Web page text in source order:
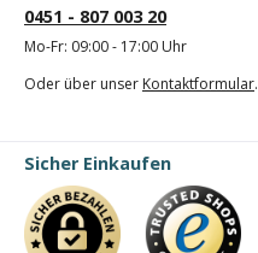
0451 - 807 003 20
Mo-Fr: 09:00 - 17:00 Uhr
Oder über unser Kontaktformular.
Sicher Einkaufen